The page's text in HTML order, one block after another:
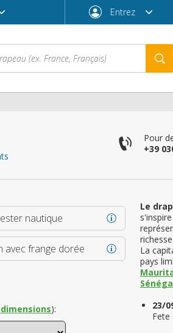
Entrez
Entrez Mot
vous si il
Pour
+39
Le
La
pays
23/
Fete
nautique
avec frange dorée
):